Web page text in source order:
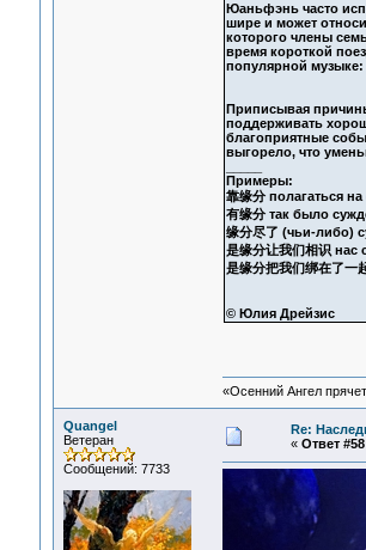
Юаньфэнь часто
шире и может
которого члены
время короткой
популярной
Приписывая
поддерживать
благоприятные
выгорело, что
Примеры:
靠缘分 полагаться
有缘分 так было
缘分尽了 (чьи-либо)
是缘分让我们相识 нас
是缘分把我们绑在了一
© Юлия Дрейзис
«Осенний Ангел
Quangel
Ветеран
Сообщений: 7733
Re:
« Ответ